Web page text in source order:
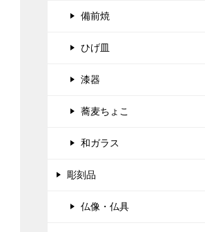
備前焼
ひげ皿
漆器
蕎麦ちょこ
和ガラス
彫刻品
仏像・仏具